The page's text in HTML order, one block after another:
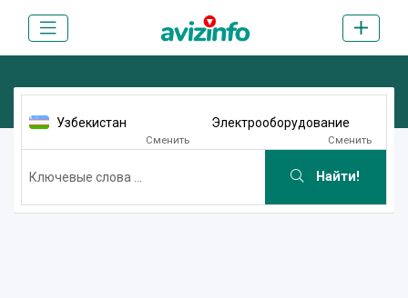
Узбекистан
Сменить
Электрооборудование
Сменить
Найти!